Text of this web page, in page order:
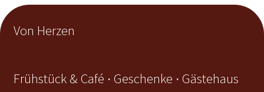
Von Herzen
Frühstück & Café ∙ Geschenke ∙ Gästehaus